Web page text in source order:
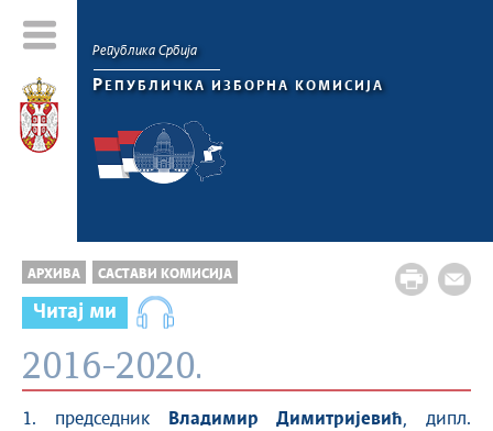
Република Србија
Р ЕПУБЛИЧКА ИЗБОРНА КОМИСИЈА
АРХИВА САСТАВИ КОМИСИЈА
Читај ми
2016-2020.
1. председник Владимир Димитријевић, дипл.